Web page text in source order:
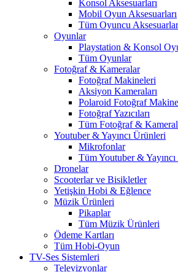
Konsol Aksesuarları
Mobil Oyun Aksesuarları
Tüm Oyuncu
Oyunlar
Playstation & Konsol
Tüm Oyunlar
Fotoğraf & Kameralar
Fotoğraf Makineleri
Aksiyon Kameraları
Polaroid Fotoğraf
Fotoğraf Yazıcıları
Tüm Fotoğraf &
Youtuber & Yayıncı Ürünleri
Mikrofonlar
Tüm Youtuber &
Dronelar
Scooterlar ve Bisikletler
Yetişkin Hobi & Eğlence
Müzik Ürünleri
Pikaplar
Tüm Müzik Ürünleri
Ödeme Kartları
Tüm Hobi-Oyun
TV-Ses Sistemleri
Televizyonlar